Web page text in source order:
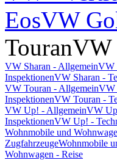
EosVW
TouranVW
VW Sharan - AllgemeinVW
InspektionenVW Sharan -
VW Touran - AllgemeinVW
InspektionenVW Touran -
VW Up! - AllgemeinVW
InspektionenVW Up! -
Wohnmobile und
ZugfahrzeugeWohnmobile
Wohnwagen - Reise